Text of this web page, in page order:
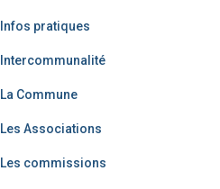
Infos pratiques
Intercommunalité
La Commune
Les Associations
Les commissions